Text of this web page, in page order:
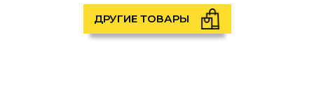
ДРУГИЕ ТОВАРЫ